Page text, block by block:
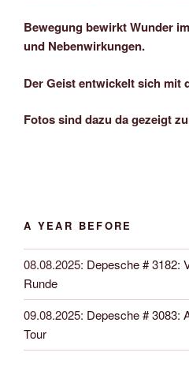
Bewegung bewirkt Wunder
und Nebenwirkungen.
Der Geist entwickelt sich mit
Fotos sind dazu da gezeigt
A YEAR BEFORE
08.08.2025: Depesche # 3182:
Runde
09.08.2025: Depesche # 3083:
Tour